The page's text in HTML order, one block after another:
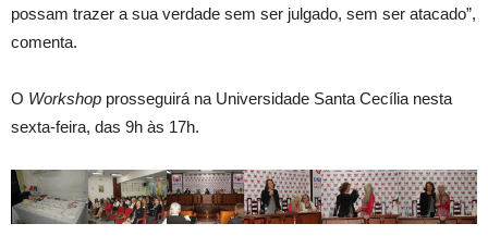
possam trazer a sua verdade sem ser julgado, sem ser atacado”,
comenta.
O Workshop prosseguirá na Universidade Santa Cecília nesta
sexta-feira, das 9h às 17h.